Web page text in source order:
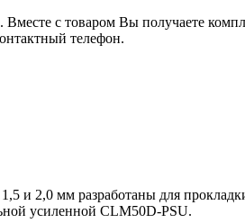
с товаром Вы получаете
телефон.
и 2,0 мм разработаны для
усиленной CLM50D-PSU.